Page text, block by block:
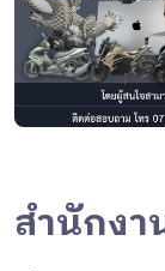
สำนักง